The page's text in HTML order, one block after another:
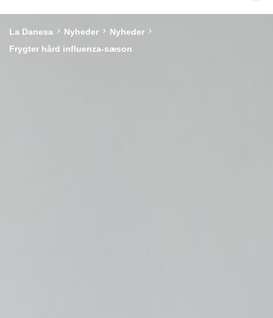
La Danesa Nyheder
Nyheder
Frygter hård influenza-sæson